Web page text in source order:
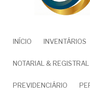
NAVEGAÇÃO
PRINCIPAL
INÍCIO INVENTÁRIOS
NOTARIAL & REGISTRAL
PREVIDENCIÁRIO